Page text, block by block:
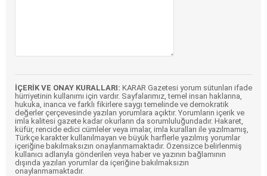
İÇERİK VE ONAY KURALLARI: KARAR Gazetesi yorum sütunları ifade
hürriyetinin kullanımı için vardır. Sayfalarımız, temel insan haklarına,
hukuka, inanca ve farklı fikirlere saygı temelinde ve demokratik
değerler çerçevesinde yazılan yorumlara açıktır. Yorumların içerik ve
imla kalitesi gazete kadar okurların da sorumluluğundadır. Hakaret,
küfür, rencide edici cümleler veya imalar, imla kuralları ile yazılmamış,
Türkçe karakter kullanılmayan ve büyük harflerle yazılmış yorumlar
içeriğine bakılmaksızın onaylanmamaktadır. Özensizce belirlenmiş
kullanıcı adlarıyla gönderilen veya haber ve yazının bağlamının
dışında yazılan yorumlar da içeriğine bakılmaksızın
onaylanmamaktadır.